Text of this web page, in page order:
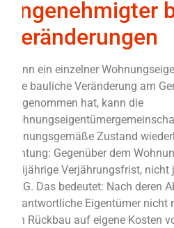
ungenehmigter
Veränderungen
Wenn ein einzelner
eine bauliche Veränderung am
vorgenommen hat, kann die
ordnungsgemäße Zustand
Achtung: Gegenüber dem
dreijährige Verjährungsfrist,
WEG. Das bedeutet: Nach deren
verantwortliche Eigentümer
den Rückbau auf eigene Kosten